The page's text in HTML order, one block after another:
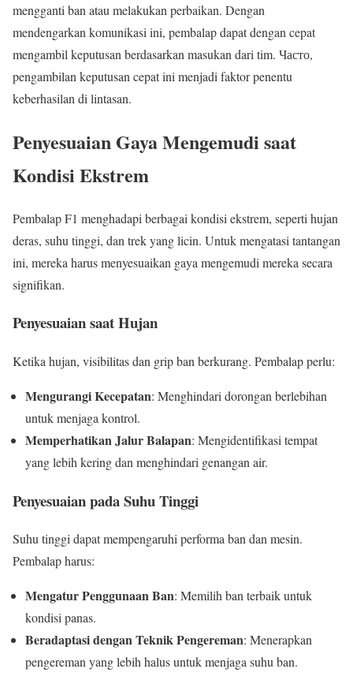
mengganti ban atau melakukan perbaikan. Dengan
mendengarkan komunikasi ini, pembalap dapat dengan cepat
mengambil keputusan berdasarkan masukan dari tim. Часто,
pengambilan keputusan cepat ini menjadi faktor penentu
keberhasilan di lintasan.
Penyesuaian Gaya Mengemudi saat
Kondisi Ekstrem
Pembalap F1 menghadapi berbagai kondisi ekstrem, seperti hujan
deras, suhu tinggi, dan trek yang licin. Untuk mengatasi tantangan
ini, mereka harus menyesuaikan gaya mengemudi mereka secara
signifikan.
Penyesuaian saat Hujan
Ketika hujan, visibilitas dan grip ban berkurang. Pembalap perlu:
Mengurangi Kecepatan: Menghindari dorongan berlebihan
untuk menjaga kontrol.
Memperhatikan Jalur Balapan: Mengidentifikasi tempat
yang lebih kering dan menghindari genangan air.
Penyesuaian pada Suhu Tinggi
Suhu tinggi dapat mempengaruhi performa ban dan mesin.
Pembalap harus:
Mengatur Penggunaan Ban: Memilih ban terbaik untuk
kondisi panas.
Beradaptasi dengan Teknik Pengereman: Menerapkan
pengereman yang lebih halus untuk menjaga suhu ban.